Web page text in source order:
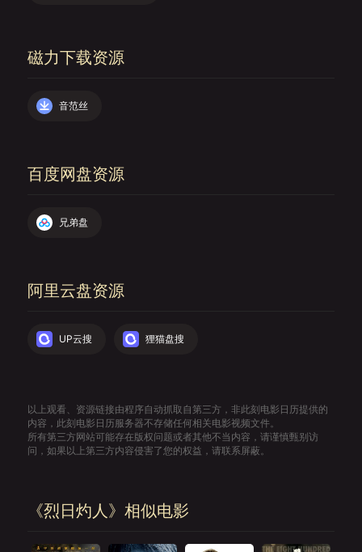
磁力下载资源
音范丝
百度网盘资源
兄弟盘
阿里云盘资源
UP云搜 狸猫盘搜
以上观看、资源链接由程序自动抓取自第三方，非此刻电影日历提供的
内容，此刻电影日历服务器不存储任何相关电影视频文件。
所有第三方网站可能存在版权问题或者其他不当内容，请谨慎甄别访
问，如果以上第三方内容侵害了您的权益，请联系屏蔽。
《烈日灼人》相似电影